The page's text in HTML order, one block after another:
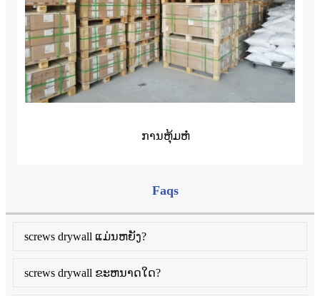
ການຫຸ້ມຫໍ່
Faqs
screws drywall ແມ່ນຫຍັງ?
screws drywall ຂະຫນາດໃດ?